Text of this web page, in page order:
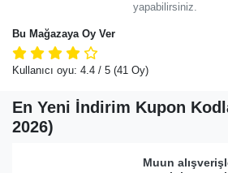
Bu Mağazaya Oy Ver
Kullanıcı oyu: 4.4 / 5 (41 Oy)
yapabilirsiniz.
En Yeni İndirim Kupon
2026)
Muun